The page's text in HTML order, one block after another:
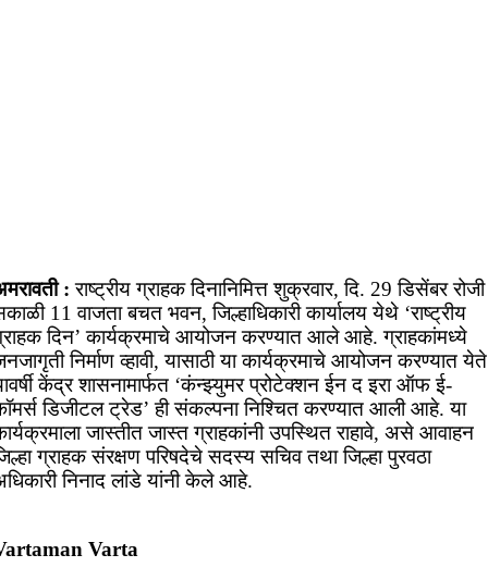
: राष्ट्रीय ग्राहक दिनानिमित्त शुक्रवार, दि. 29 डिसेंबर रोजी
11 वाजता बचत भवन, जिल्हाधिकारी कार्यालय येथे ‘राष्ट्रीय
दिन’ कार्यक्रमाचे आयोजन करण्यात आले आहे. ग्राहकांमध्ये
निर्माण व्हावी, यासाठी या कार्यक्रमाचे आयोजन करण्यात
केंद्र शासनामार्फत ‘कंन्झ्युमर प्रोटेक्शन ईन द इरा ऑफ ई-
डिजीटल ट्रेड’ ही संकल्पना निश्चित करण्यात आली आहे. या
जास्तीत जास्त ग्राहकांनी उपस्थित राहावे, असे आवाहन
ग्राहक संरक्षण परिषदेचे सदस्य सचिव तथा जिल्हा पुरवठा
निनाद लांडे यांनी केले आहे.
Varta